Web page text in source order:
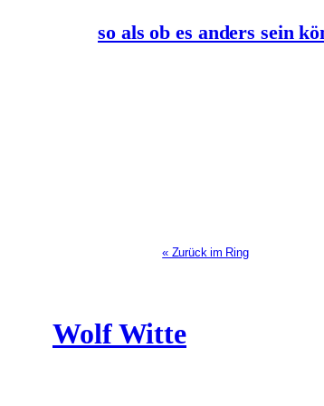
so als ob es anders sein
« Zurück im Ring
Wolf Witte